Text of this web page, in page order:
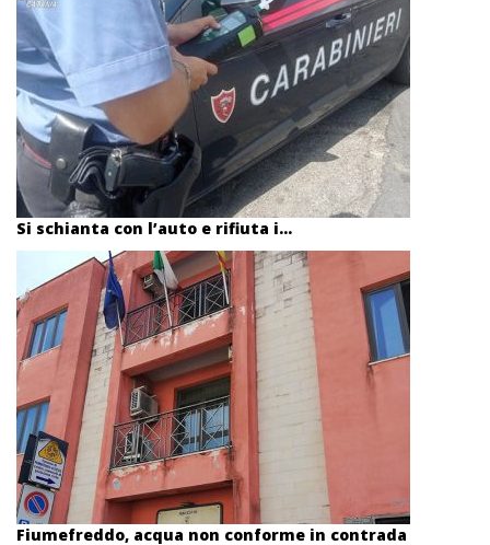
Si schianta con l’auto e rifiuta i...
Fiumefreddo, acqua non conforme in contrada